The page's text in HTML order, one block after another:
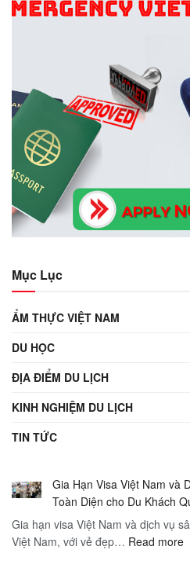
Mục Lục
ẨM THỰC VIỆT NAM
DU HỌC
ĐỊA ĐIỂM DU LỊCH
KINH NGHIỆM DU LỊCH
TIN TỨC
Gia Hạn Visa Việt Nam và
Toàn Diện cho Du Khách
Gia hạn visa Việt Nam và dịch vụ
Việt Nam, với vẻ đẹp… Read more: